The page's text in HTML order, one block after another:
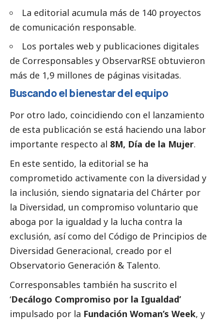
La editorial acumula más de 140 proyectos
de comunicación responsable.
Los portales web y publicaciones digitales
de Corresponsables y ObservarRSE obtuvieron
más de 1,9 millones de páginas visitadas.
Buscando el bienestar del equipo
Por otro lado, coincidiendo con el lanzamiento
de esta publicación se está haciendo una labor
importante respecto al 8M, Día de la Mujer.
En este sentido, la editorial se ha
comprometido activamente con la diversidad y
la inclusión, siendo signataria del Chárter por
la Diversidad, un compromiso voluntario que
aboga por la igualdad y la lucha contra la
exclusión, así como del Código de Principios de
Diversidad Generacional, creado por el
Observatorio Generación & Talento.
Corresponsables también ha suscrito el
‘Decálogo Compromiso por la Igualdad’
impulsado por la Fundación Woman’s Week, y